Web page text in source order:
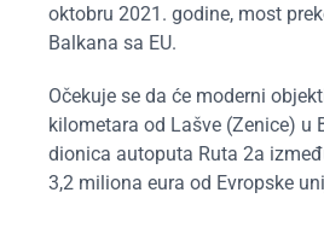
oktobru 2021. godine, most
Balkana sa EU.
Očekuje se da će moderni
kilometara od Lašve (Zenice) u
dionica autoputa Ruta 2a
3,2 miliona eura od Evropske